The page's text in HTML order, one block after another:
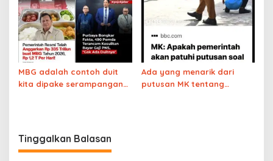
MBG adalah contoh duit
kita dipake serampangan
Ada yang menarik dari
putusan MK tentang
Tinggalkan Balasan